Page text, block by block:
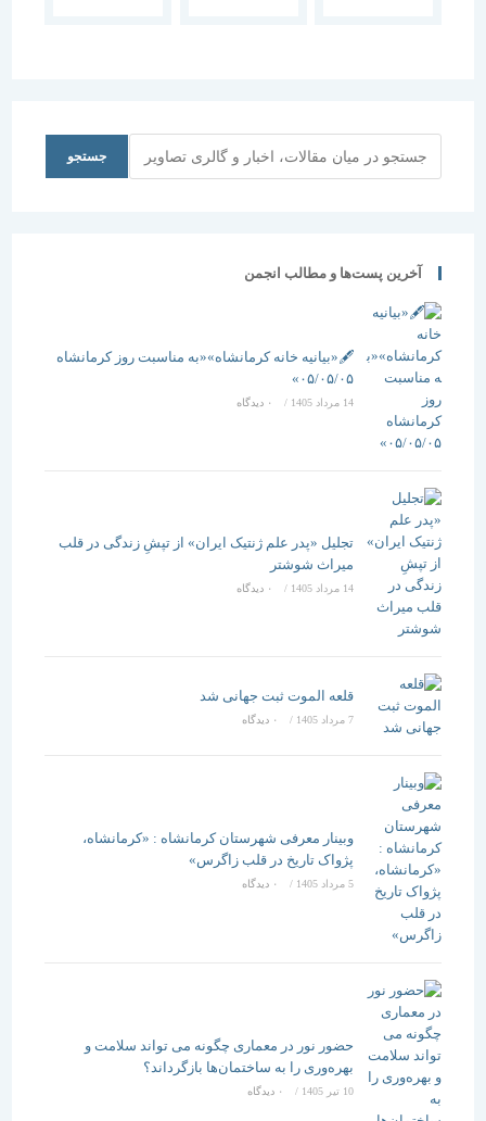
جستجو
آخرین پست‌ها و مطالب انجمن
🖋️«بیانیه خانه کرمانشاه»«به مناسبت روز کرمانشاه
۰۵/۰۵/۰۵»
/ ۰ دیدگاه
تجلیل «پدر علم ژنتیک ایران» از تپشِ زندگی در قلب
میراث شوشتر
14 مرداد 1405 / ۰ دیدگاه
قلعه الموت ثبت جهانی شد
/ ۰ دیدگاه
وبینار معرفی شهرستان کرمانشاه : «کرمانشاه،
پژواک تاریخ در قلب زاگرس»
5 مرداد 1405 / ۰ دیدگاه
حضور نور در معماری چگونه می تواند سلامت و
بهره‌وری را به ساختمان‌ها بازگرداند؟
/ ۰ دیدگاه